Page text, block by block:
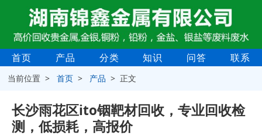
首页 产品 分类 知识 问答 联系
当前位置 >首页 > 产品 > 正文
长沙雨花区ito铟靶材回收，专业回收检
测，低损耗，高报价